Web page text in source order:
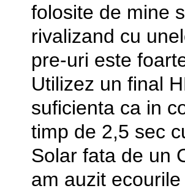
folosite de mine
rivalizand cu
pre-uri este
Utilizez un final
suficienta ca in
timp de 2,5 sec
Solar fata de un
am auzit